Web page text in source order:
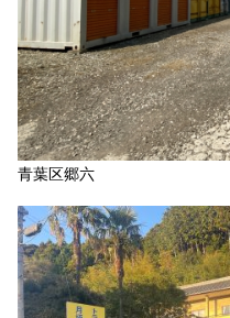
青葉区郷六